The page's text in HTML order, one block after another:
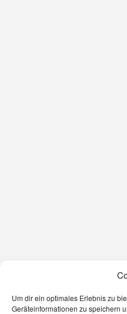
Um dir ein optimales Erlebnis zu
Geräteinformationen zu speichern